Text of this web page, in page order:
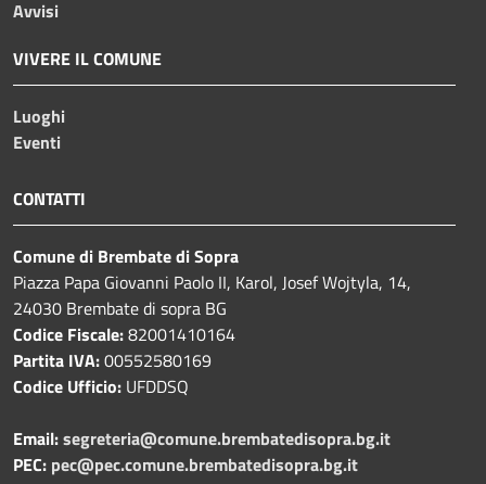
Avvisi
VIVERE IL COMUNE
Luoghi
Eventi
CONTATTI
Comune di Brembate di Sopra
Piazza Papa Giovanni Paolo II, Karol, Josef Wojtyla, 14,
24030 Brembate di sopra BG
Codice Fiscale:82001410164
Partita IVA:00552580169
Codice Ufficio: UFDDSQ
Email:segreteria@comune.brembatedisopra.bg.it
PEC: pec@pec.comune.brembatedisopra.bg.it